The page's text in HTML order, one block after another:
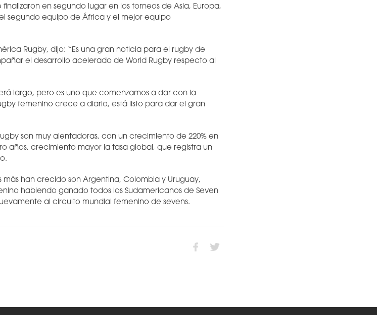
en segundo lugar en los torneos de Asia, Europa,
segundo equipo de África y el mejor equipo
Rugby, dijo: “Es una gran noticia para el rugby de
el desarrollo acelerado de World Rugby respecto al
largo, pero es uno que comenzamos a dar con la
femenino crece a diario, está listo para dar el gran
son muy alentadoras, con un crecimiento de 220% en
años, crecimiento mayor la tasa global, que registra un
más han crecido son Argentina, Colombia y Uruguay,
habiendo ganado todos los Sudamericanos de Seven
al circuito mundial femenino de sevens.